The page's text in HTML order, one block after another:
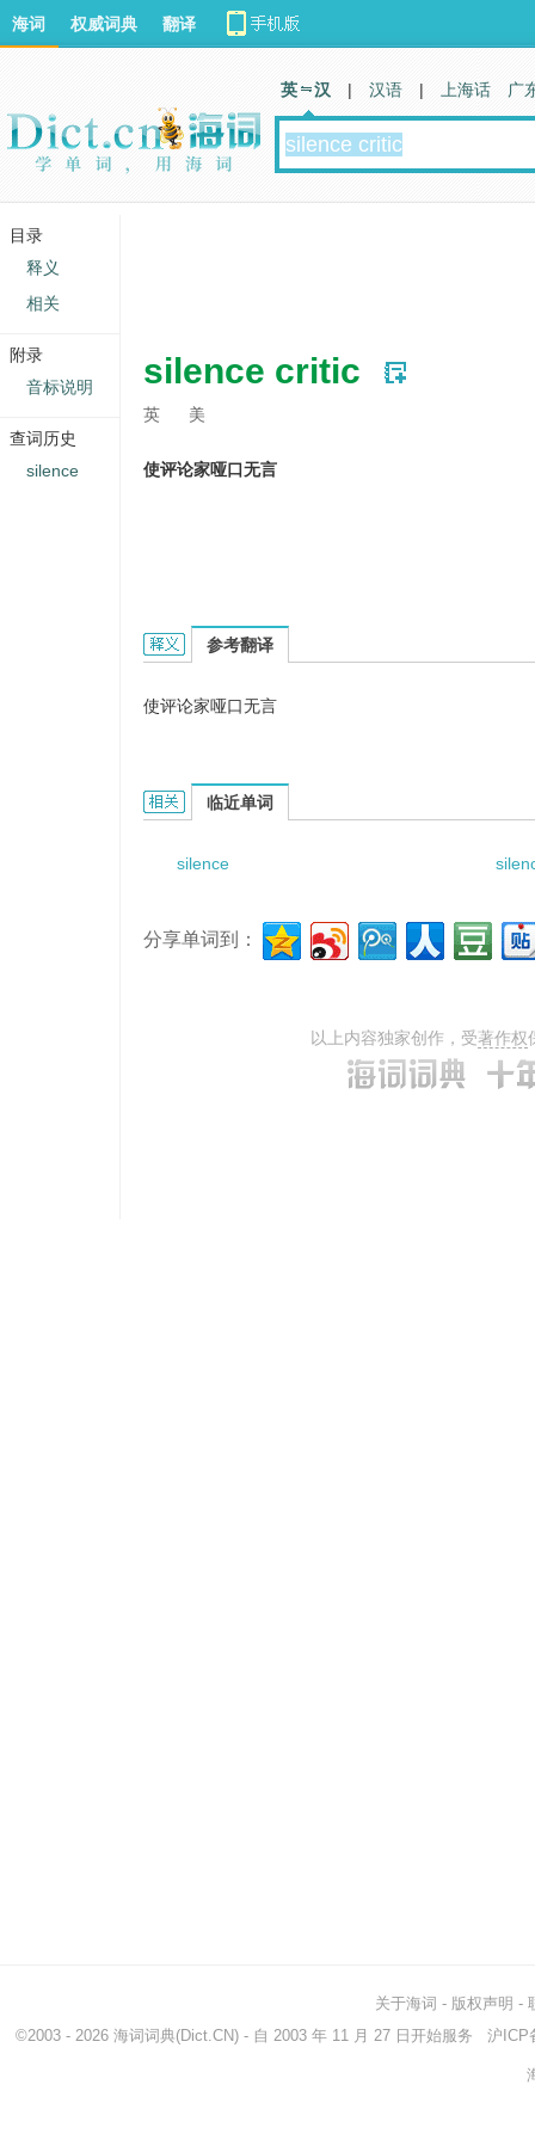
silence critic
英 美
使评论家哑口无言
silence critic的英文翻译是什么意思，词典释义与在
参考翻译
使评论家哑口无言
silence critic的相关资料：
临近单词
silence
分享单词到：
以上内容独家创作，受著作权
海词 权威词典 翻译
英 汉 | 汉语 | 上海话 广
关于海词 - 版权声明 -
©2003 - 2026 海词词典(Dict.CN) - 自 2003 年 11 月 27 日开始服务 沪ICP
目录
释义
相关
附录
音标说明
查词历史
silence